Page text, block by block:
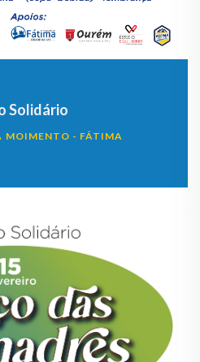
Solidário
MOIMENTO - FÁTIMA